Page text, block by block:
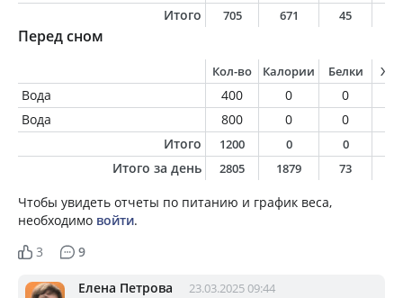
Итого
705 671 45
Перед сном
Кол-во Калории Белки
Вода 400 0 0
Вода
800 0 0
Итого
1200 0 0
Итого за день 2805 1879 73
Чтобы увидеть отчеты по питанию и график веса,
необходимо войти.
3
9
Елена Петрова 23.03.2025 09:44